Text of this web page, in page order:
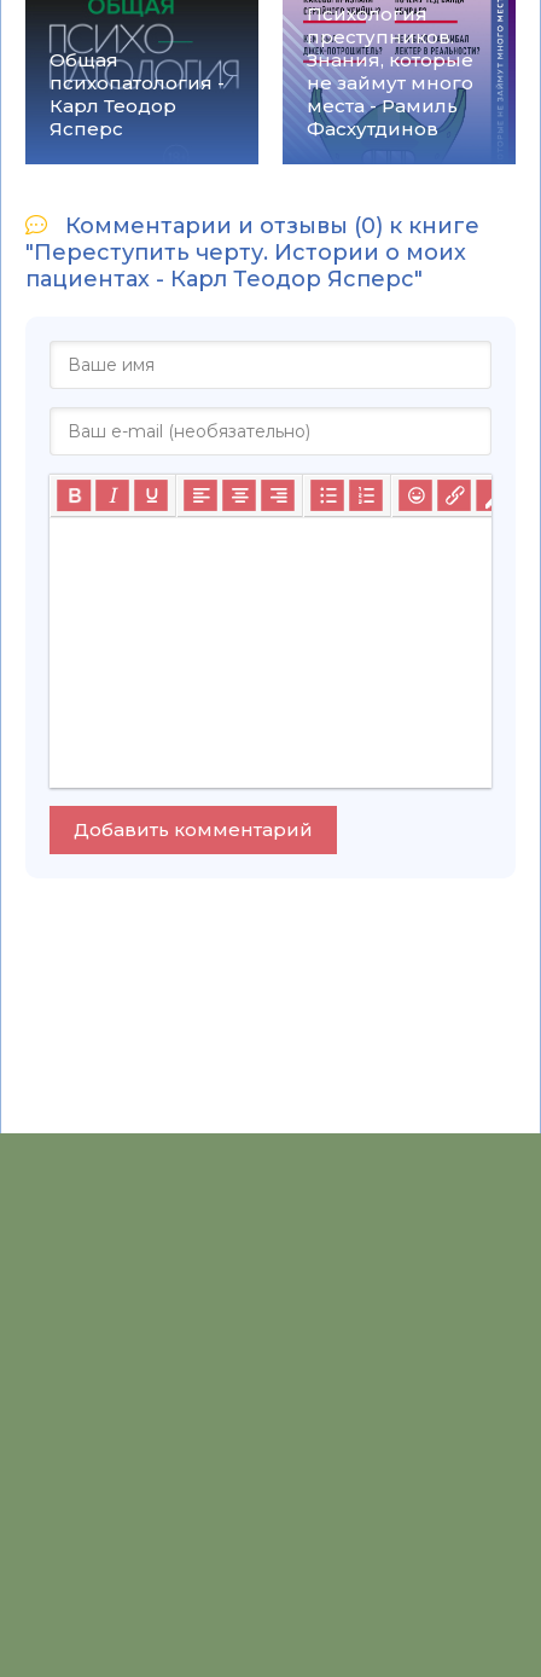
Общая
психопатология -
Карл Теодор
Ясперс
Психология
преступников.
Знания, которые
не займут много
места - Рамиль
Фасхутдинов
Комментарии и отзывы (0) к книге
"Переступить черту. Истории о моих
пациентах - Карл Теодор Ясперс"
Добавить комментарий